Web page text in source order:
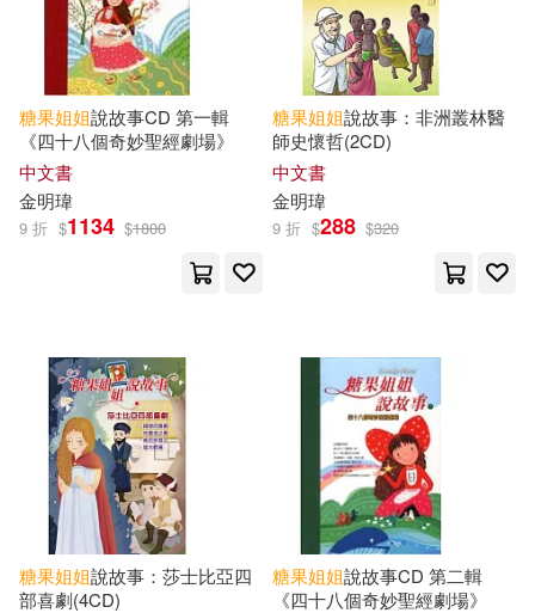
糖果姊姊(1) 糖果小俠(1)
出版社 (可複選)
愛播聽書FM(188) 宇宙光(9)
吉林攝影出版社(2)
晨光出版社(2) 明天出版社(1)
禾揚(1)
糖果小俠(1)
糖果姐姐說故事CD 第一輯
《四十八個奇妙聖經劇場》
中文書
金明瑋
9 折 $1134 $1800
糖果姐姐說故事：非洲叢林醫
師史懷哲(2CD)
中文書
金明瑋
9 折 $288 $320
糖果姐姐說故事：莎士比亞四
部喜劇(4CD)
糖果姐姐說故事CD 第二輯
《四十八個奇妙聖經劇場》